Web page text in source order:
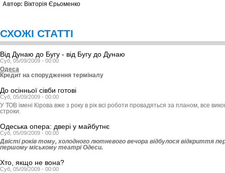
Автор: Вікторія Єрьоменко
СХОЖІ СТАТТІ
Від Дунаю до Бугу - від Бугу до Дунаю
Суб, 05/09/2009 - 00:00
Одеса
Кредит на спорудження терміналу
До осінньої сівби готові
Суб, 05/09/2009 - 00:00
У ТОВ імені Кірова вже з року в рік всі роботи провадяться за планом, все
строки.
Одеська опера: двері у майбутнє
Суб, 05/09/2009 - 00:00
Двісті років тому, холодного лютневого вечора відбулося відкриття
першому міському театрі Одеси.
Хто, якщо не вона?
Суб, 05/09/2009 - 00:00